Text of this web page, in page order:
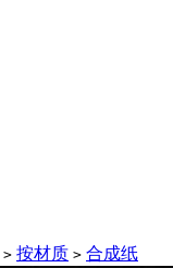
> 按材质 > 合成纸